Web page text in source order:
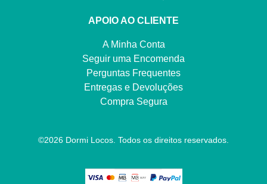
APOIO AO CLIENTE
A Minha Conta
Seguir uma Encomenda
Perguntas Frequentes
Entregas e Devoluções
Compra Segura
©2026 Dormi Locos. Todos os direitos reservados.